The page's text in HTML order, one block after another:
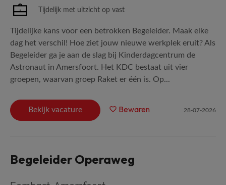
Tijdelijk met uitzicht op vast
Tijdelijke kans voor een betrokken Begeleider. Maak elke
dag het verschil! Hoe ziet jouw nieuwe werkplek eruit? Als
Begeleider ga je aan de slag bij Kinderdagcentrum de
Astronaut in Amersfoort. Het KDC bestaat uit vier
groepen, waarvan groep Raket er één is. Op...
Bekijk vacature Bewaren 28-07-2026
Begeleider Operaweg